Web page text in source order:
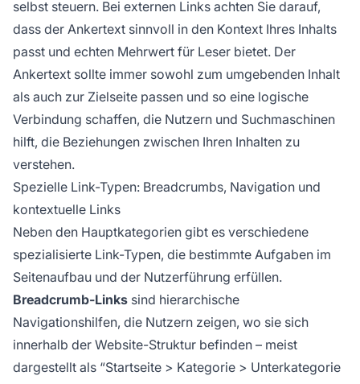
selbst steuern. Bei externen Links achten Sie darauf,
dass der Ankertext sinnvoll in den Kontext Ihres Inhalts
passt und echten Mehrwert für Leser bietet. Der
Ankertext sollte immer sowohl zum umgebenden Inhalt
als auch zur Zielseite passen und so eine logische
Verbindung schaffen, die Nutzern und Suchmaschinen
hilft, die Beziehungen zwischen Ihren Inhalten zu
verstehen.
Spezielle Link-Typen: Breadcrumbs, Navigation und
kontextuelle Links
Neben den Hauptkategorien gibt es verschiedene
spezialisierte Link-Typen, die bestimmte Aufgaben im
Seitenaufbau und der Nutzerführung erfüllen.
Breadcrumb-Links sind hierarchische
Navigationshilfen, die Nutzern zeigen, wo sie sich
innerhalb der Website-Struktur befinden – meist
dargestellt als “Startseite > Kategorie > Unterkategorie